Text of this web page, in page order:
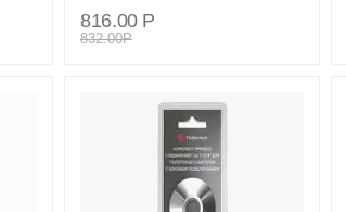
816.00 Р
832.00Р